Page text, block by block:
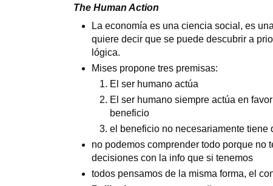
The Human Action
La economía es una ciencia social, es
quiere decir que se puede descubrir a
lógica.
Mises propone tres premisas:
El ser humano actúa
El ser humano siempre actúa en
beneficio
el beneficio no necesariamente tiene
no podemos comprender todo porque no
decisiones con la info que si tenemos
todos pensamos de la misma forma, el